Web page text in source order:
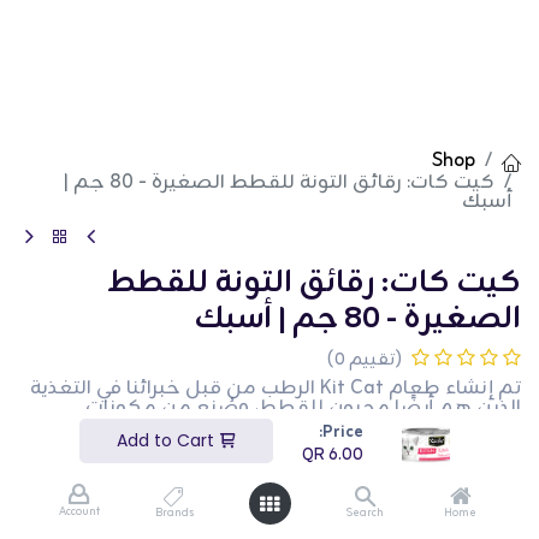
Price:
6.00
Home
Search
Brands
Account
Shop
كيت كات: رقائق التونة للقطط الصغيرة - 80 جم |
أسبك
كيت كات: رقائق التونة للقطط
الصغيرة - 80 جم | أسبك
(تقييم 0)
تم إنشاء طعام Kit Cat الرطب من قبل خبرائنا في التغذية
الذين هم أيضًا محبون للقطط، وصُنع من مكونات
طبيعية مختارة بعناية ولا يحتوي على ألوان أو مواد حافظة
مضافة. يوفر نظام Kit Cat الغذائي الخالي من الحبوب
بنسبة 100% لقطتك تغذية متوازنة بمستوى pH لدعم
نمط حياة صحي، وتقليل خطر تكوّن حصوات الكلى
والتهابات المسالك البولية. مع اختيار لحوم منزوعة العظم
عالية الجودة تحتوي على فيتامينات أساسية، يحتوي تركيبة